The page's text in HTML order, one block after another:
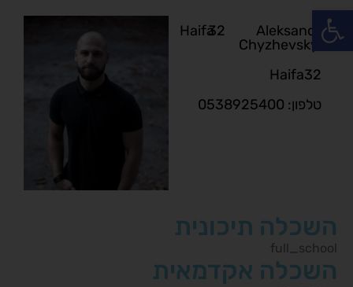
פתח סרגל נגישות
Aleksandr
Chyzhevskyi
32
Haifa
32
Haifa
טלפון: 0538925400
השכלה תיכונית
full_school
השכלה אקדמאית